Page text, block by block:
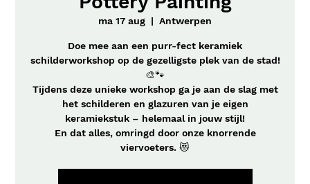
ma 17 aug
  |
Antwerpen
Doe mee aan een purr-fect keramiek
schilderworkshop op de gezelligste plek van de stad!
🎨🐾
Tijdens deze unieke workshop ga je aan de slag met
het schilderen en glazuren van je eigen
keramiekstuk – helemaal in jouw stijl!
En dat alles, omringd door onze knorrende
viervoeters. 😻